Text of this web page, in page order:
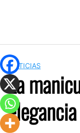
NOTICIAS
La